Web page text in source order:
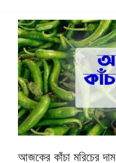
আজকের কাঁচা মরিচের